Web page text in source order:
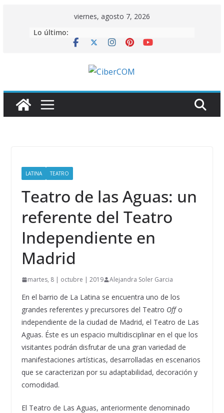
viernes, agosto 7, 2026
Lo último:
LATINA TEATRO
Teatro de las Aguas: un
referente del Teatro
Independiente en
Madrid
martes, 8 | octubre | 2019 Alejandra Soler Garcia
En el barrio de La Latina se encuentra uno de los
grandes referentes y precursores del Teatro Offo
independiente de la ciudad de Madrid, el Teatro de Las
Aguas. Éste es un espacio multidisciplinar en el que los
visitantes podrán disfrutar de una gran variedad de
manifestaciones artísticas, desarrolladas en escenarios
que se caracterizan por su adaptabilidad, decoración y
comodidad.
El Teatro de Las Aguas, anteriormente denominado